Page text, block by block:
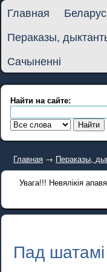
Главная
Пераказы,
Сачыненні
Найти на сайте:
Главная → Пераказы,
Увага!!! Невялікія
Пад